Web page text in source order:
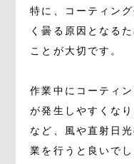
特に、コーティン
く曇る原因となる
ことが大切です。
作業中にコーティ
が発生しやすくな
など、風や直射日
業を行うと良いで